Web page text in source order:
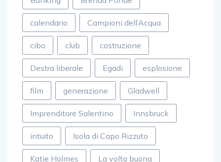
calendario Campioni dell’Acqua
cibo club costruzione
Destra liberale Egadi esplosione
film generazione Gladwell
Imprenditore Salentino Innsbruck
intuito Isola di Capo Rizzuto
Katie Holmes La volta buona